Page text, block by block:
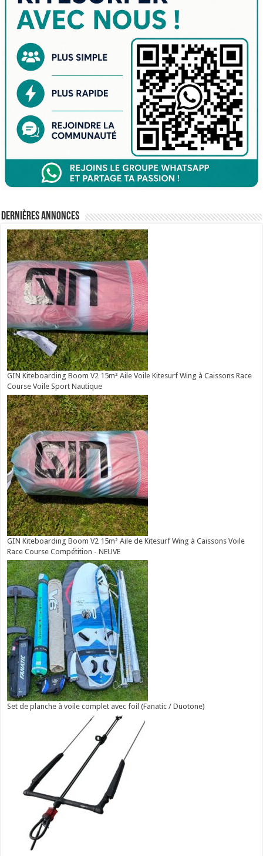
Dernières annonces
GIN Kiteboarding Boom V2 15m² Aile Voile Kitesurf Wing à Caissons Race
Course Voile Sport Nautique
GIN Kiteboarding Boom V2 15m² Aile de Kitesurf Wing à Caissons Voile
Race Course Compétition - NEUVE
Set de planche à voile complet avec foil (Fanatic / Duotone)